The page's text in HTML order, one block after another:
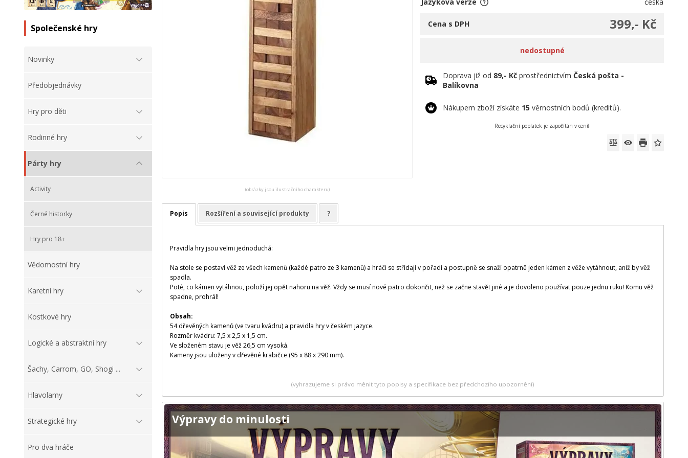
Společenské hry
Novinky
Předobjednávky
Hry pro děti
Rodinné hry
Párty hry
Activity
Černé historky
Hry pro 18+
Vědomostní hry
Karetní hry
Kostkové hry
Logické a abstraktní hry
Šachy, Carrom, GO, Shogi ...
Hlavolamy
Strategické hry
Pro dva hráče
(obrázky jsou ilustračního charakteru)
Jazyková verze
česká
399,- Kč
Cena s DPH
nedostupné
Doprava již od 89,- Kč prostřednictvímČeská pošta -
Balíkovna
Nákupem zboží získáte 15 věrnostních bodů (kreditů).
Recyklační poplatek je započítán v ceně
Popis Rozšíření a související produkty ?
Pravidla hry jsou velmi jednoduchá:
Na stole se postaví věž ze všech kamenů (každé patro ze 3 kamenů) a hráči se střídají v pořadí a postupně se snaží opatrně jeden kámen z věže vytáhnout, aniž by věž
spadla.
Poté, co kámen vytáhnou, položí jej opět nahoru na věž. Vždy se musí nové patro dokončit, než se začne stavět jiné a je dovoleno používat pouze jednu ruku! Komu věž
spadne, prohrál!
Obsah:
54 dřevěných kamenů (ve tvaru kvádru) a pravidla hry v českém jazyce.
Rozměr kvádru: 7,5 x 2,5 x 1,5 cm.
Ve složeném stavu je věž 26,5 cm vysoká.
Kameny jsou uloženy v dřevěné krabičce (95 x 88 x 290 mm).
(vyhrazujeme si právo měnit tyto popisy a specifikace bez předchozího upozornění)
Výpravy do minulosti